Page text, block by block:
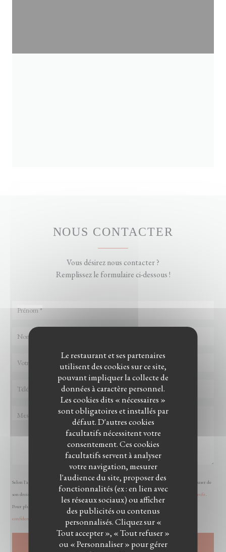
Le restaurant et ses partenaires
utilisent des cookies sur ce site,
pouvant impliquer la collecte de
données à caractère personnel.
Les cookies dits « nécessaires »
sont obligatoires et installés par
défaut. D'autres cookies
facultatifs nécessitent votre
consentement. Ces cookies
facultatifs servent à analyser
votre navigation, mesurer
l'audience du site, proposer des
fonctionnalités (ex : en lien avec
les réseaux sociaux) ou afficher
des publicités ou contenus
personnalisés. Cliquez sur «
Tout accepter », « Tout refuser »
ou « Personnaliser » pour gérer
NOUS CONTACTER
Vous désirez nous contacter ?
Remplissez le formulaire ci-dessous !
Selon l'article L.223-2 du code de la consommation, il est rappelé que le consommateur peut user de
son droit à s'inscrire sur la liste d'opposition au démarchage téléphonique Bloctel :
bloctel.gouv.fr.
Pour plus d'informations sur le traitement de vos données, consultez notre
confidentialité